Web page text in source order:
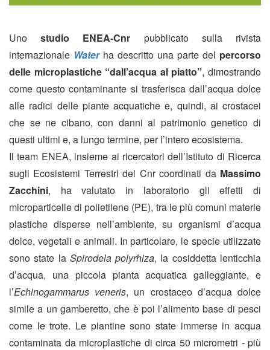
Uno studio ENEA-Cnr
pubblicato sulla rivista
internazionale Water ha descritto una parte del percorso
delle microplastiche “dall’acqua al piatto”, dimostrando
come questo contaminante si trasferisca dall’acqua dolce
alle radici delle piante acquatiche e, quindi, ai crostacei
che se ne cibano, con danni al patrimonio genetico di
questi ultimi e, a lungo termine, per l’intero ecosistema.
Il team ENEA, insieme ai ricercatori dell’Istituto di Ricerca
sugli Ecosistemi Terrestri del Cnr coordinati da Massimo
Zacchini, ha valutato in laboratorio gli effetti di
microparticelle di polietilene (PE), tra le più comuni materie
plastiche disperse nell’ambiente, su organismi d’acqua
dolce, vegetali e animali. In particolare, le specie utilizzate
sono state la Spirodela polyrhiza, la cosiddetta lenticchia
d’acqua, una piccola pianta acquatica galleggiante, e
l’Echinogammarus veneris, un crostaceo d’acqua dolce
simile a un gamberetto, che è poi l’alimento base di pesci
come le trote. Le piantine sono state immerse in acqua
contaminata da microplastiche di circa 50 micrometri - più